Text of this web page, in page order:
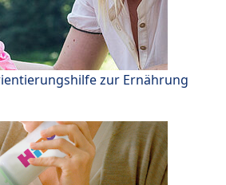
zur Ernährung